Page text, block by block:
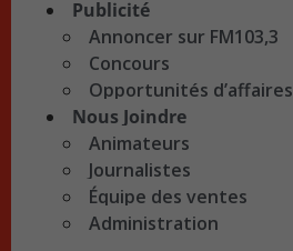
Publicité
Annoncer sur FM103,3
Concours
Opportunités d’affaires
Nous Joindre
Animateurs
Journalistes
Équipe des ventes
Administration